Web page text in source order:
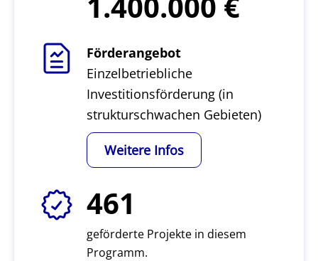
Förderangebot
Einzelbetriebliche
Investitionsförderung (in
strukturschwachen Gebieten)
Weitere Infos
461
geförderte Projekte in diesem
Programm.